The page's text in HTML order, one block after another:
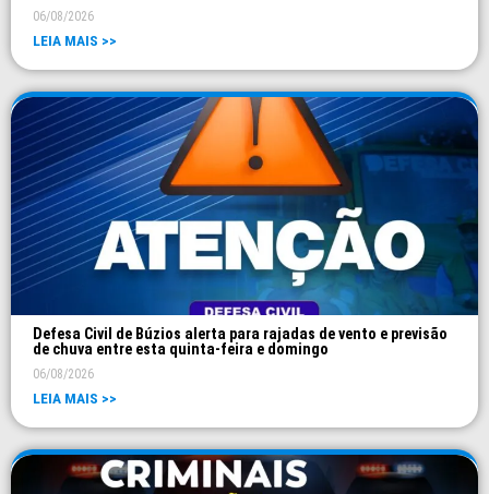
06/08/2026
LEIA MAIS >>
Defesa Civil de Búzios alerta para rajadas de vento e previsão
de chuva entre esta quinta-feira e domingo
06/08/2026
LEIA MAIS >>